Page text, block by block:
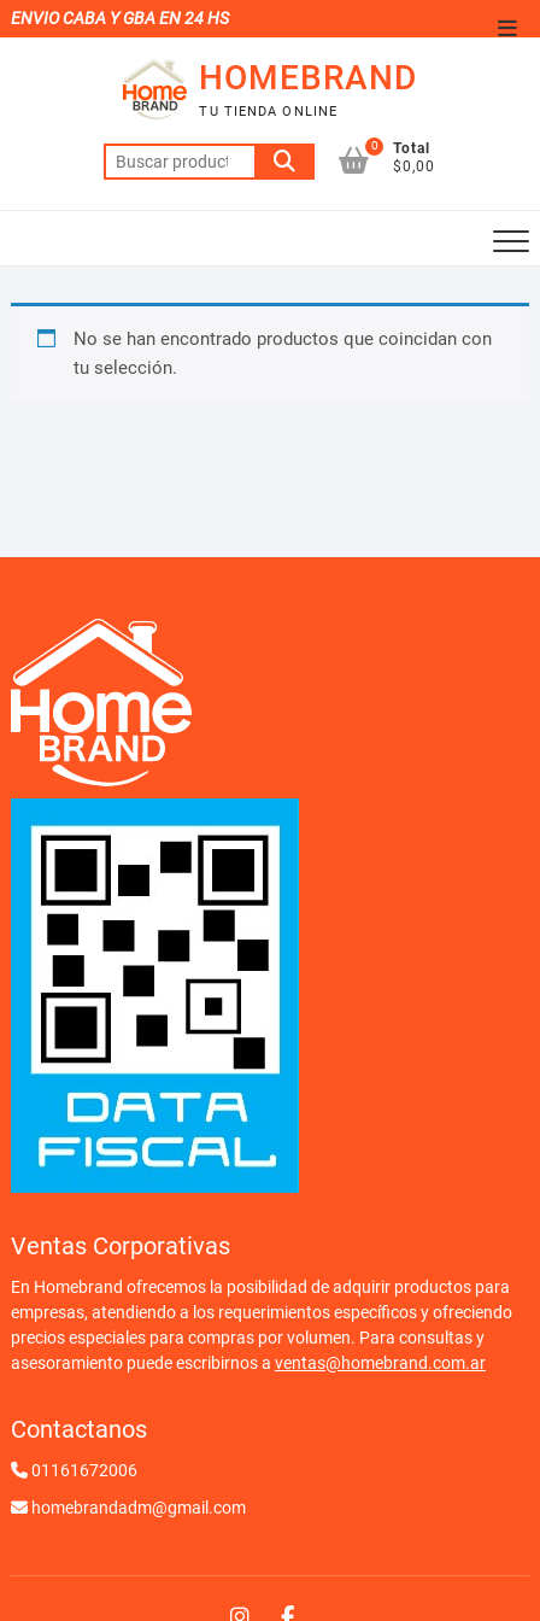
Saltar
al
ENVIO CABA Y GBA EN 24 HS
HOMEBRAND
TU TIENDA ONLINE
Buscar
por:
0
Total
$0,00
No se han encontrado productos que coincidan con
tu selección.
Ventas Corporativas
En Homebrand ofrecemos la posibilidad de adquirir productos para
empresas, atendiendo a los requerimientos específicos y ofreciendo
precios especiales para compras por volumen. Para consultas y
asesoramiento puede escribirnos a ventas@homebrand.com.ar
Contactanos
01161672006
homebrandadm@gmail.com
Instagram
Facebook